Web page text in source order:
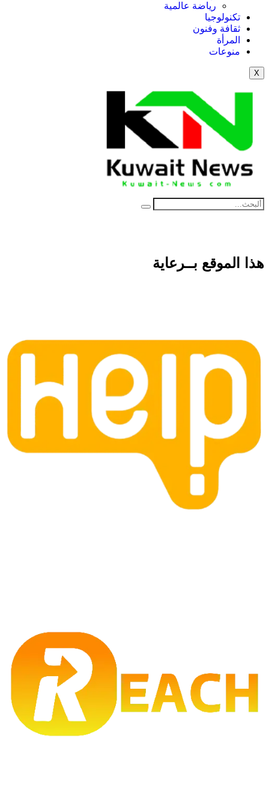
رياضة عالمية
تكنولوجيا
ثقافة وفنون
المرأة
منوعات
X
NE
News Elementor
هذا الموقع بــرعاية